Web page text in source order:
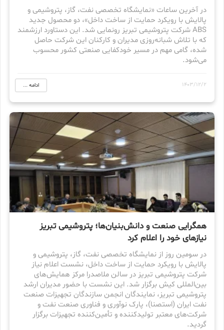
در آخرین ساعات «نمایشگاه تخصصی نفت، گاز، پتروشیمی و
پالایش با رویکرد حمایت از ساخت داخل»، دو محصول جدید
ABS شرکت پتروشیمی تبریز رونمایی شد. این دستاورد ارزشمند
که با تلاش شبانه‌روزی مدیران و کارکنان این شرکت حاصل
شده، گامی مهم در مسیر خودکفایی صنعتی کشور محسوب
می‌شود.
1403/12/2 ادامه ...
همگرایی صنعت و دانش‌بنیان‌ها؛ پتروشیمی تبریز
نیازهای خود را اعلام کرد
در سومین روز از نمایشگاه تخصصی نفت، گاز، پتروشیمی و
پالایش با رویکرد حمایت از ساخت داخل، نشست اعلام نیاز
شرکت پتروشیمی تبریز در سالن ملاصدرا مرکز همایش‌های
بین‌المللی کیش برگزار شد. این نشست با حضور مدیران ارشد
پتروشیمی تبریز، نمایندگان انجمن سازندگان تجهیزات صنعت
نفت ایران (استصنا)، پارک نوآوری و فناوری صنعت نفت و
شرکت‌های معتبر تولیدکننده و تأمین‌کننده تجهیزات برگزار
گردید.